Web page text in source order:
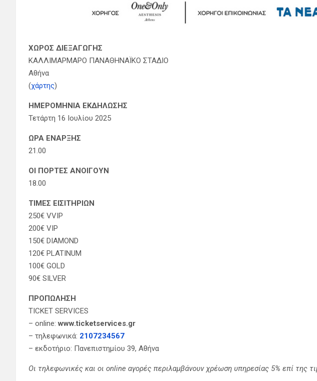
ΧΩΡΟΣ ΔΙΕΞΑΓΩΓΗΣ
ΚΑΛΛΙΜΑΡΜΑΡΟ ΠΑΝΑΘΗΝΑΪΚΟ ΣΤΑΔΙΟ
Αθήνα
(χάρτης)
ΗΜΕΡΟΜΗΝΙΑ ΕΚΔΗΛΩΣΗΣ
Τετάρτη 16 Ιουλίου 2025
ΩΡΑ ΕΝΑΡΞΗΣ
21.00
ΟΙ ΠΟΡΤΕΣ ΑΝΟΙΓΟΥΝ
18.00
ΤΙΜΕΣ ΕΙΣΙΤΗΡΙΩΝ
250€ VVIP
200€ VIP
150€ DIAMOND
120€ PLATINUM
100€ GOLD
90€ SILVER
ΠΡΟΠΩΛΗΣΗ
TICKET SERVICES
– online:www.ticketservices.gr
– τηλεφωνικά: 2107234567
– εκδοτήριο: Πανεπιστημίου 39, Αθήνα
Οι τηλεφωνικές και οι online αγορές περιλαμβάνουν χρέωση υπηρεσίας 5% επί της